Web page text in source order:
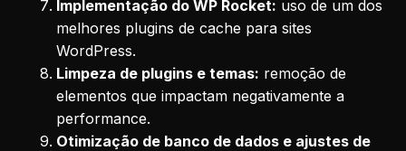
Implementação do WP Rocket: uso de um dos
melhores plugins de cache para sites
WordPress.
Limpeza de plugins e temas: remoção de
elementos que impactam negativamente a
performance.
Otimização de banco de dados e ajustes de